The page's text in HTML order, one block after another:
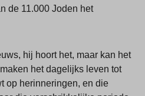
de 11.000 Joden het
hij hoort het, maar kan het
het dagelijks leven tot
op herinneringen, en die